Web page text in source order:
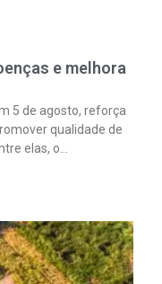
e melhora
5 de agosto, reforça
qualidade de
elas, o
contribui